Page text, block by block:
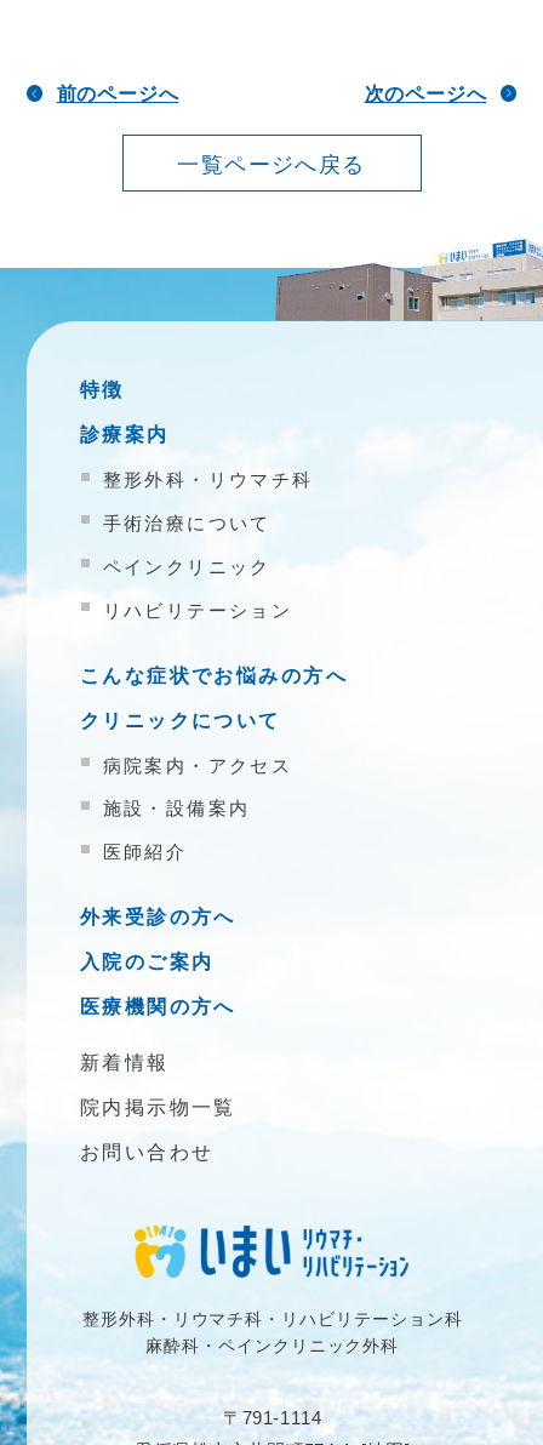
前のページへ 次のページへ
一覧ページへ戻る
整形外科・リウマチ科・リハビリテーション科
麻酔科・ペインクリニック外科
〒791-1114
特徴
診療案内
整形外科・リウマチ科
手術治療について
ペインクリニック
リハビリテーション
こんな症状でお悩みの方へ
クリニックについて
病院案内・アクセス
施設・設備案内
医師紹介
外来受診の方へ
入院のご案内
医療機関の方へ
新着情報
院内掲示物一覧
お問い合わせ